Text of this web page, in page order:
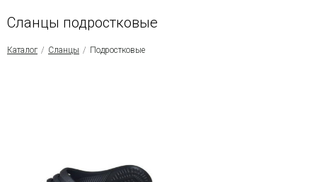
Сланцы подростковые
Каталог Сланцы Подростковые